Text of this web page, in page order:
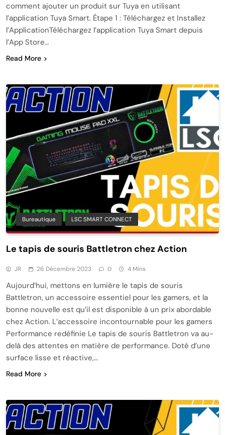
comment ajouter un produit sur Tuya en utilisant
l’application Tuya Smart. Étape 1 : Téléchargez et Installez
l’ApplicationTéléchargez l’application Tuya Smart depuis
l’App Store…
Read More
Bureautique LSC SMART CONNECT
Le tapis de souris Battletron chez Action
JR 26 Décembre 2023 0 4 Mins
Aujourd’hui, mettons en lumière le tapis de souris
Battletron, un accessoire essentiel pour les gamers, et la
bonne nouvelle est qu’il est disponible à un prix abordable
chez Action. L’accessoire incontournable pour les gamers
Performance redéfinie Le tapis de souris Battletron va au-
delà des attentes en matière de performance. Doté d’une
surface lisse et réactive,…
Read More